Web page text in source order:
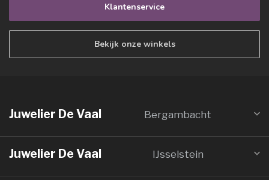
Klantenservice
Bekijk onze winkels
Juwelier De Vaal Bergambacht
Juwelier De Vaal IJsselstein